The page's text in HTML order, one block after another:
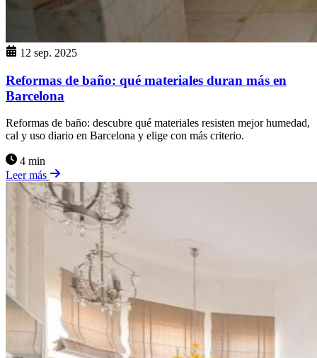
12 sep. 2025
Reformas de baño: qué materiales duran más en
Barcelona
Reformas de baño: descubre qué materiales resisten mejor humedad,
cal y uso diario en Barcelona y elige con más criterio.
4 min
Leer más